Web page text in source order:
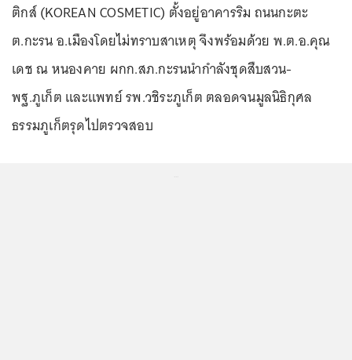
ติกส์ (KOREAN COSMETIC) ตั้งอยู่อาคารริม ถนนกะตะ
ต.กะรน อ.เมืองโดยไม่ทราบสาเหตุ จึงพร้อมด้วย พ.ต.อ.คุณ
เดช ณ หนองคาย ผกก.สภ.กะรนนำกำลังชุดสืบสวน-
พฐ.ภูเก็ต และแพทย์ รพ.วชิระภูเก็ต ตลอดจนมูลนิธิกุศล
ธรรมภูเก็ตรุดไปตรวจสอบ